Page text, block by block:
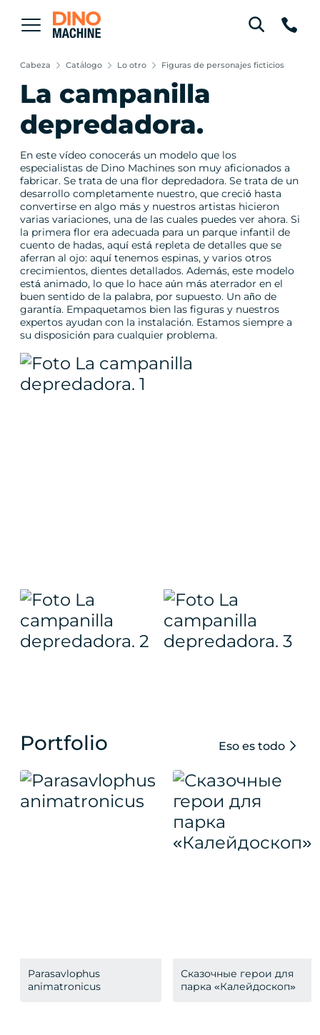
Cabeza Catálogo Lo otro Figuras de personajes ficticios
La campanilla
depredadora.
En este vídeo conocerás un modelo que los
especialistas de Dino Machines son muy aficionados a
fabricar. Se trata de una flor depredadora. Se trata de un
desarrollo completamente nuestro, que creció hasta
convertirse en algo más y nuestros artistas hicieron
varias variaciones, una de las cuales puedes ver ahora. Si
la primera flor era adecuada para un parque infantil de
cuento de hadas, aquí está repleta de detalles que se
aferran al ojo: aquí tenemos espinas, y varios otros
crecimientos, dientes detallados. Además, este modelo
está animado, lo que lo hace aún más aterrador en el
buen sentido de la palabra, por supuesto. Un año de
garantía. Empaquetamos bien las figuras y nuestros
expertos ayudan con la instalación. Estamos siempre a
su disposición para cualquier problema.
Portfolio Eso es todo
Parasavlophus
animatronicus
Сказочные герои для
парка «Калейдоскоп»